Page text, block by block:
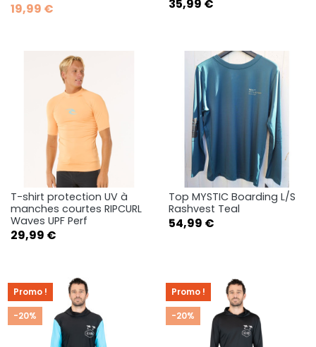
19,99 € Prix
35,99 €
T-shirt protection UV à
manches courtes RIPCURL
Waves UPF Perf
Prix
29,99 €
Top MYSTIC Boarding L/S
Rashvest Teal
Prix
54,99 €
Promo !
-20%
Promo !
-20%